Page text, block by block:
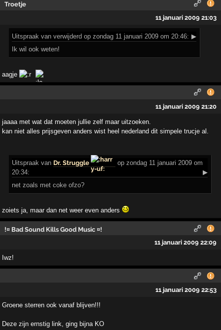
Troetje
11 januari 2009 21:03
Uitspraak van verwijderd op zondag 11 januari 2009 om 20:46: ▶
Ik wil ook weten!
aagje
11 januari 2009 21:20
jaaaa met wat dat moeten jullie zelf maar uitzoeken.
kan niet alles prijsgeven anders wist heel nederland dit simpele trucje al.
Uitspraak van Dr. Struggle
op zondag 11 januari 2009 om
20:34:
▶
net zoals met coke ofzo?
zoiets ja, maar dan net weer even anders
!¤ Bad Sound Kills Good Music ¤!
11 januari 2009 22:09
Iwz!
11 januari 2009 22:53
Groene sterren ook vanaf blijven!!!
Deze zijn ernstig link, ging bijna KO